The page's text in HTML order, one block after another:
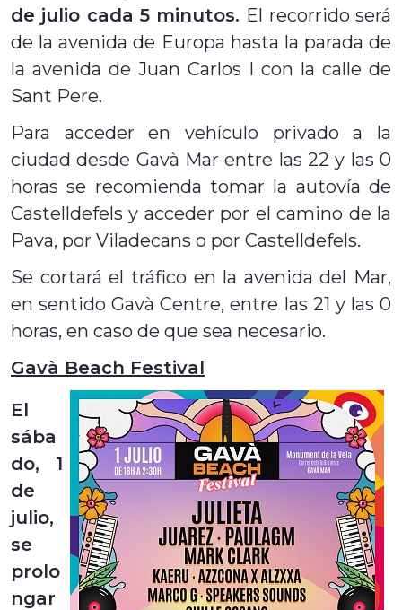
de julio cada 5 minutos. El recorrido será
de la avenida de Europa hasta la parada de
la avenida de Juan Carlos I con la calle de
Sant Pere.
Para acceder en vehículo privado a la
ciudad desde Gavà Mar entre las 22 y las 0
horas se recomienda tomar la autovía de
Castelldefels y acceder por el camino de la
Pava, por Viladecans o por Castelldefels.
Se cortará el tráfico en la avenida del Mar,
en sentido Gavà Centre, entre las 21 y las 0
horas, en caso de que sea necesario.
Gavà Beach Festival
El
sába
do, 1
de
julio,
se
prolo
ngar